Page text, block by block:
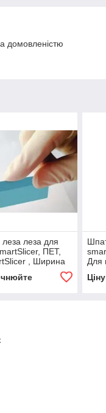
домовленістю
леза леза для
ПЕТ,
, Ширина
0,22 мм,
Для